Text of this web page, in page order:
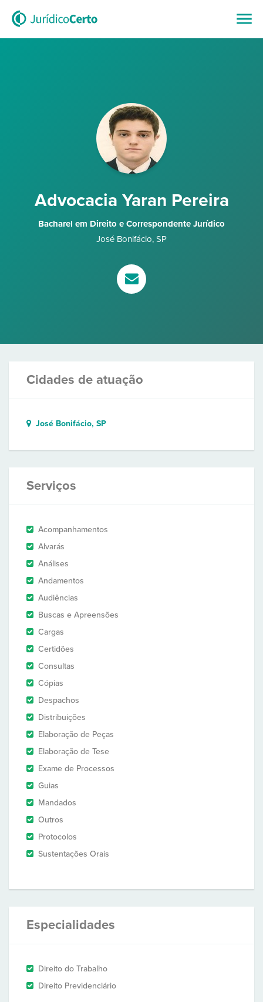
Advocacia Yaran Pereira
Bacharel em Direito e Correspondente Jurídico
José Bonifácio, SP
Cidades de atuação
José Bonifácio, SP
Serviços
Acompanhamentos
Alvarás
Análises
Andamentos
Audiências
Buscas e Apreensões
Cargas
Certidões
Consultas
Cópias
Despachos
Distribuições
Elaboração de Peças
Elaboração de Tese
Exame de Processos
Guias
Mandados
Outros
Protocolos
Sustentações Orais
Especialidades
Direito do Trabalho
Direito Previdenciário